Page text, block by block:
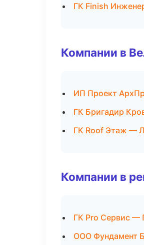
ГК Finish
Компании в
ИП Проект
ГК Бригадир
ГК Roof Этаж —
Компании в
ГК Pro Сервис —
ООО Фундамент